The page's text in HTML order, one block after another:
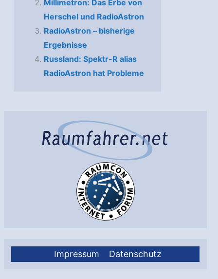
Impressum Datenschutz
Millimetron: Das Erbe von
Herschel und RadioAstron
RadioAstron – bisherige
Ergebnisse
Russland: Spektr-R alias
RadioAstron hat Probleme